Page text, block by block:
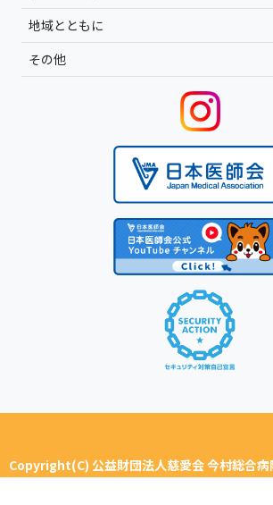
地域とともに
その他
Copyright(C) 公益財団法人慈愛会 今村総合病